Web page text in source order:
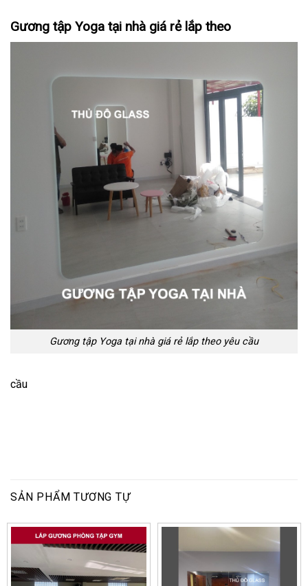
Gương tập Yoga tại nhà giá rẻ lắp theo
Gương tập Yoga tại nhà giá rẻ lắp theo yêu cầu
cầu
SẢN PHẨM TƯƠNG TỰ